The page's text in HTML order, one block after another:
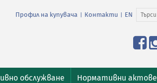
Профил на купувача Контакти EN
обслужване Нормативни актове